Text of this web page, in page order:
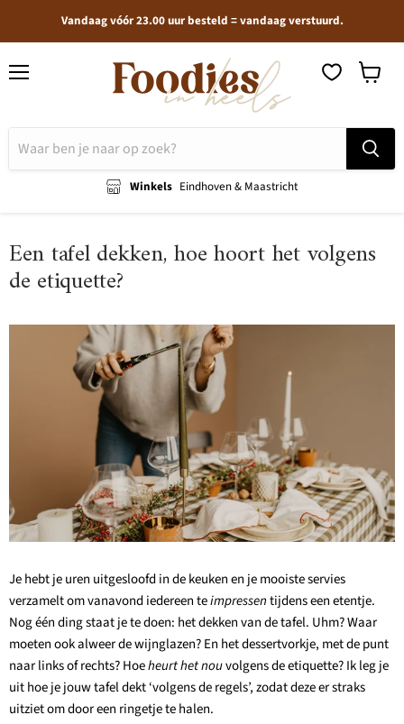
Vandaag vóór 23.00 uur besteld = vandaag verstuurd.
Winkels Eindhoven & Maastricht
Een tafel dekken, hoe hoort het volgens
de etiquette?
Je hebt je uren uitgesloofd in de keuken en je mooiste servies
verzamelt om vanavond iedereen teimpressentijdens een etentje.
Nog één ding staat je te doen: het dekken van de tafel. Uhm? Waar
moeten ook alweer de wijnglazen? En het dessertvorkje, met de punt
naar links of rechts? Hoeheurt het nouvolgens de etiquette? Ik leg je
uit hoe je jouw tafel dekt ‘volgens de regels’, zodat deze er straks
uitziet om door een ringetje te halen.